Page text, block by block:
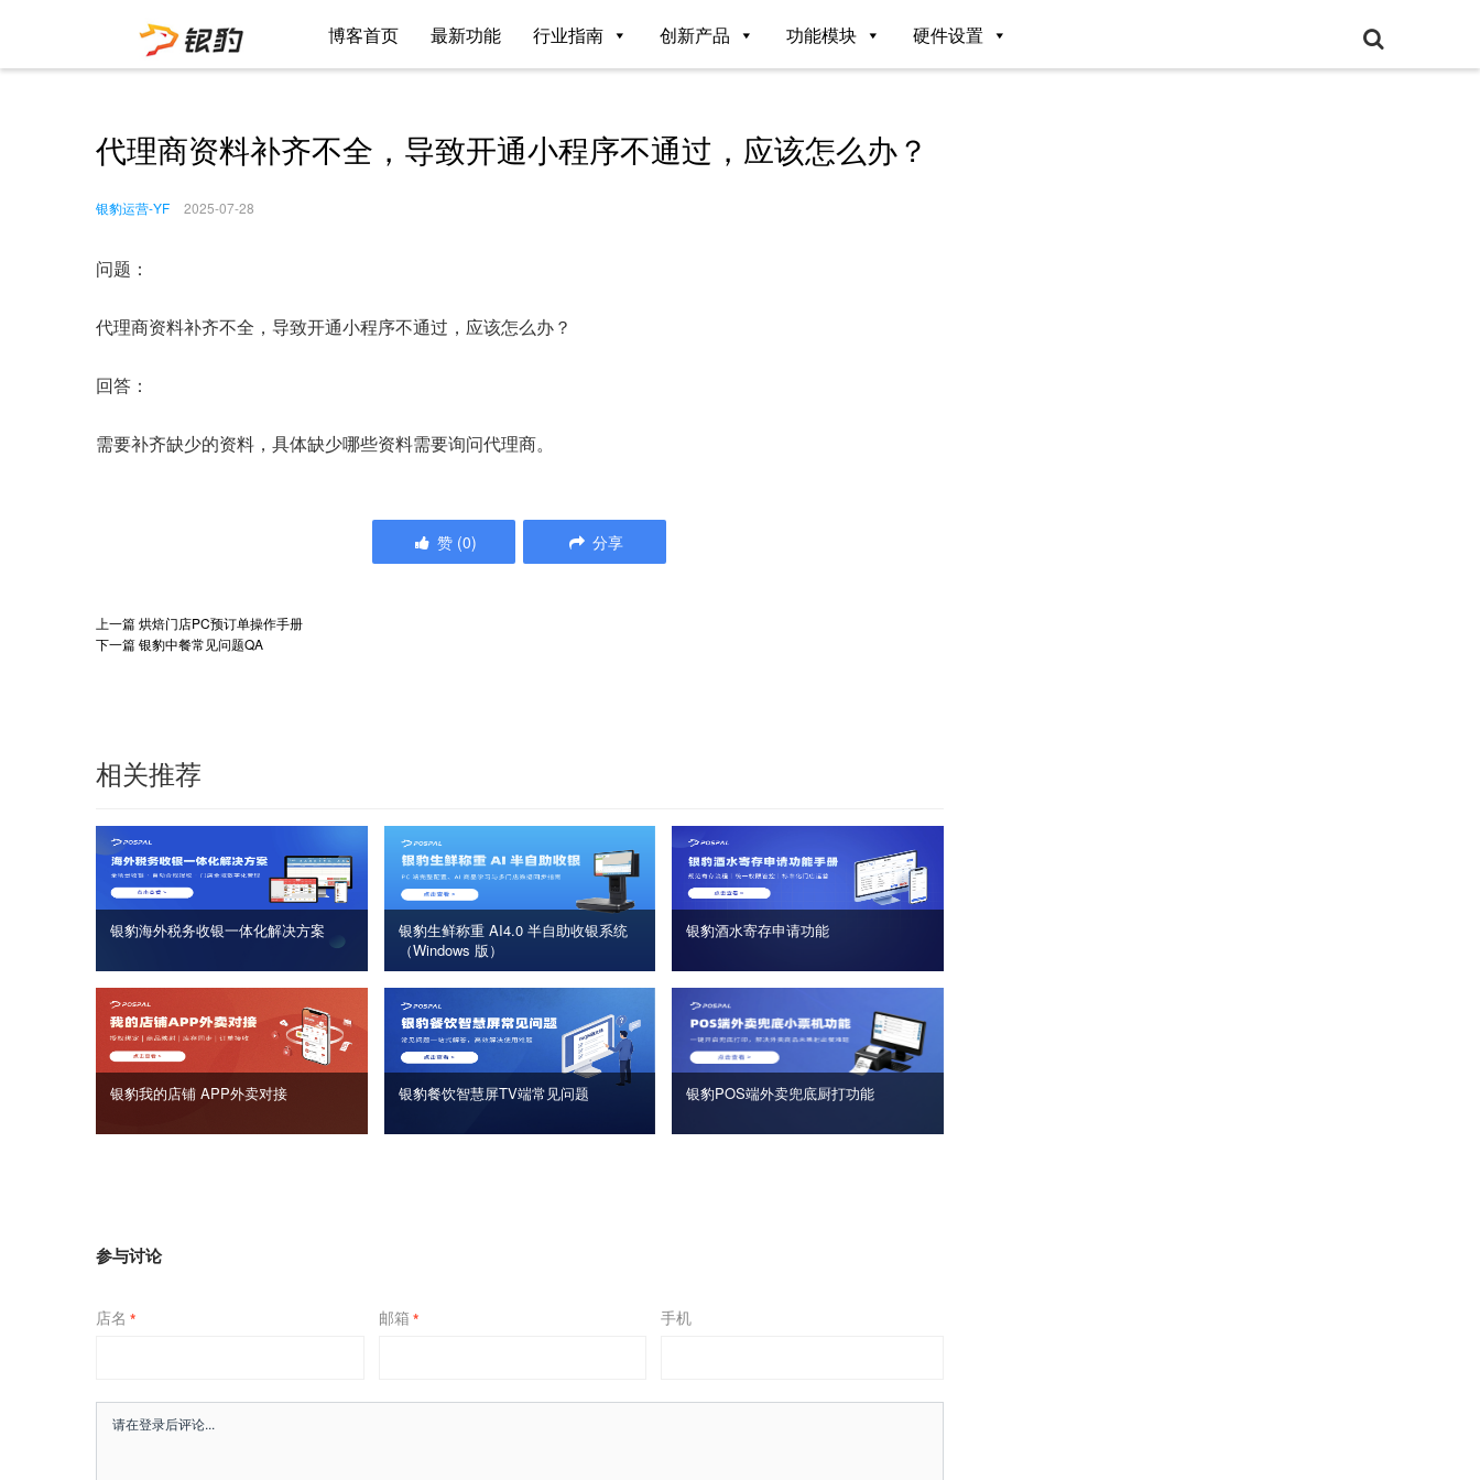
博客首页 最新功能 行业指南 创新产品 功能模块 硬件设置
代理商资料补齐不全，导致开通小程序不通过，应该怎么办？
银豹运营-YF 2025-07-28
问题：
代理商资料补齐不全，导致开通小程序不通过，应该怎么办？
回答：
需要补齐缺少的资料，具体缺少哪些资料需要询问代理商。
赞 (0) 分享
上一篇烘焙门店PC预订单操作手册
下一篇银豹中餐常见问题QA
相关推荐
银豹海外税务收银一体化解决方案
银豹生鲜称重 AI4.0 半自助收银系统
（Windows 版）
银豹酒水寄存申请功能
银豹我的店铺 APP外卖对接 银豹餐饮智慧屏TV端常见问题 银豹POS端外卖兜底厨打功能
参与讨论
店名 * 邮箱 * 手机